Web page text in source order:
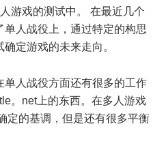
游戏的测试中。 在最近几个
单人战役上，通过特定的构思
定游戏的未来走向。
单人战役方面还有很多的工作
。net上的东西。在多人游戏
定的基调，但是还有很多平衡